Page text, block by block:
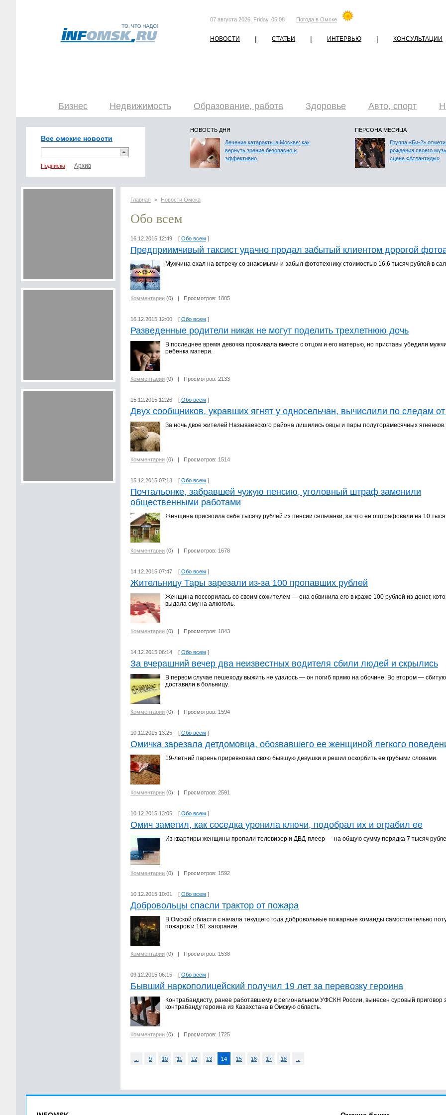
07 августа 2026, Friday, 05:08 Погода в Омске
НОВОСТИ | СТАТЬИ | ИНТЕРВЬЮ | КОНСУЛЬТАЦИИ
Бизнес Недвижимость Образование, работа Здоровье Авто, спорт
Все омские новости
Подписка
НОВОСТЬ ДНЯ
Лечение катаракты в Москве: как
вернуть зрение безопасно и
эффективно
ПЕРСОНА МЕСЯЦА
Группа «Би-2»
рождения своего
сцене «Атлантиды»
Главная > Новости Омска
Обо всем
16.12.2015 12:49 [ Обо всем ]
Предприимчивый таксист удачно продал забытый клиентом дорогой
Мужчина ехал на встречу со знакомыми и забыл фототехнику стоимостью 16,6 тысяч рублей в
Комментарии (0) | Просмотров: 1805
16.12.2015 12:00 [ Обо всем ]
Разведенные родители никак не могут поделить трехлетнюю дочь
В последнее время девочка проживала вместе с отцом и его матерью, но приставы убедили
ребенка матери.
Комментарии (0) | Просмотров: 2133
15.12.2015 12:26 [ Обо всем ]
Двух сообщников, укравших ягнят у односельчан, вычислили по следам
За ночь двое жителей Называевского района лишились овцы и пары полуторамесячных ягненков.
Комментарии (0) | Просмотров: 1514
15.12.2015 07:13 [ Обо всем ]
Почтальонке, забравшей чужую пенсию, уголовный штраф заменили
общественными работами
Женщина присвоила себе тысячу рублей из пенсии сельчанки, за что ее оштрафовали на 10
Комментарии (0) | Просмотров: 1678
14.12.2015 07:47 [ Обо всем ]
Жительницу Тары зарезали из-за 100 пропавших рублей
Женщина поссорилась со своим сожителем — она обвинила его в краже 100 рублей из денег,
выдала ему на алкоголь.
Комментарии (0) | Просмотров: 1843
14.12.2015 06:14 [ Обо всем ]
За вчерашний вечер два неизвестных водителя сбили людей и скрылись
В первом случае пешеходу выжить не удалось — он погиб прямо на обочине. Во втором —
доставили в больницу.
Комментарии (0) | Просмотров: 1594
10.12.2015 13:25 [ Обо всем ]
Омичка зарезала детдомовца, обозвавшего ее женщиной легкого
19-летний парень приревновал свою бывшую девушки и решил оскорбить ее грубыми словами.
Комментарии (0) | Просмотров: 2591
10.12.2015 13:05 [ Обо всем ]
Омич заметил, как соседка уронила ключи, подобрал их и ограбил ее
Из квартиры женщины пропали телевизор и ДВД-плеер — на общую сумму порядка 7 тысяч
Комментарии (0) | Просмотров: 1592
10.12.2015 10:01 [ Обо всем ]
Добровольцы спасли трактор от пожара
В Омской области с начала текущего года добровольные пожарные команды самостоятельно
пожаров и 161 загорание.
Комментарии (0) | Просмотров: 1538
09.12.2015 06:15 [ Обо всем ]
Бывший наркополицейский получил 19 лет за перевозку героина
Контрабандисту, ранее работавшему в региональном УФСКН России, вынесен суровый приговор
контрабанду героина из Казахстана в Омскую область.
Комментарии (0) | Просмотров: 1725
9 10 11 12 13 14 15 16 17 18